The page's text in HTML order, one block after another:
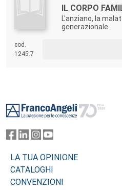
IL CORPO
L'anziano, la
generazionale
cod.
1245.7
LA TUA OPINIONE
CATALOGHI
CONVENZIONI